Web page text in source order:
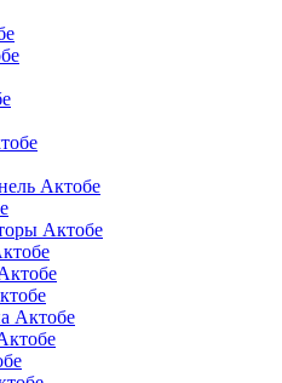
Актобе
Актобе
Актобе